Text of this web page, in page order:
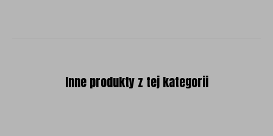
Inne produkty z tej kategorii